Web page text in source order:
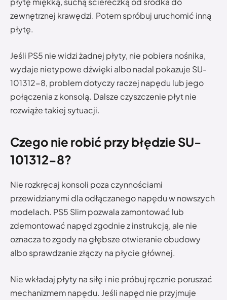
zewnętrznej krawędzi. Potem spróbuj uruchomić inną
płytę.
Jeśli PS5 nie widzi żadnej płyty, nie pobiera nośnika,
wydaje nietypowe dźwięki albo nadal pokazuje SU-
101312-8, problem dotyczy raczej napędu lub jego
połączenia z konsolą. Dalsze czyszczenie płyt nie
rozwiąże takiej sytuacji.
Czego nie robić przy błędzie SU-
101312-8?
Nie rozkręcaj konsoli poza czynnościami
przewidzianymi dla odłączanego napędu w nowszych
modelach. PS5 Slim pozwala zamontować lub
zdemontować napęd zgodnie z instrukcją, ale nie
oznacza to zgody na głębsze otwieranie obudowy
albo sprawdzanie złączy na płycie głównej.
Nie wkładaj płyty na siłę i nie próbuj ręcznie poruszać
mechanizmem napędu. Jeśli napęd nie przyjmuje